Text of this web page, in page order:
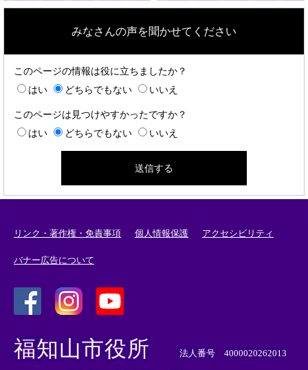
みなさんの声を聞かせてください
このページの情報は役に立ちましたか？
はい
どちらでもない いいえ
このページは見つけやすかったですか？
はい
どちらでもない いいえ
リンク・著作権・免責事項 個人情報保護 アクセシビリティ
バナー広告について
外
部
リ
外
リ
外
部
福知山市役所 法人番号 4000020262013